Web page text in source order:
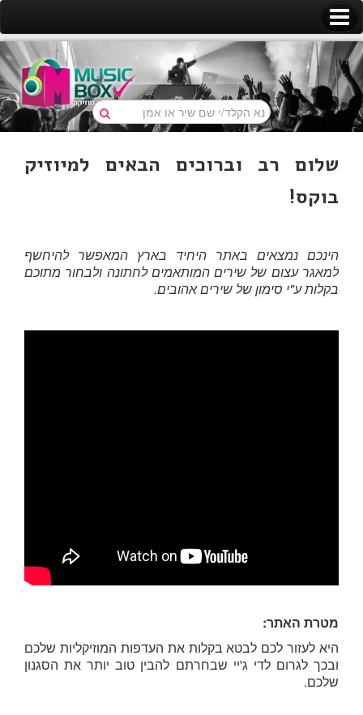
מיוזיק בוקס
השימוש באתר
שאלות ותשובות
התחברות/התנתקות
האירוע שלנו
מוזיקה לבחירה
מוזיקת רקע
ריקודים
כניסה לחופה
הפלייליסט שלנו
צרו קשר
שלום רב וברוכים הבאים למיוזיק
בוקס!
הינכם נמצאים באתר היחיד בארץ המאפשר להיחשף
למאגר עצום של שירים המותאמים לחתונה ולבחור מתוכם
בקלות ע"י סימון של שירים אהובים.
מטרת האתר:
היא לעזור לכם לבטא בקלות את העדפות המוזיקליות שלכם
ובכך לגרום לדי ג'יי שבחרתם להבין טוב יותר את הסגנון
שלכם.